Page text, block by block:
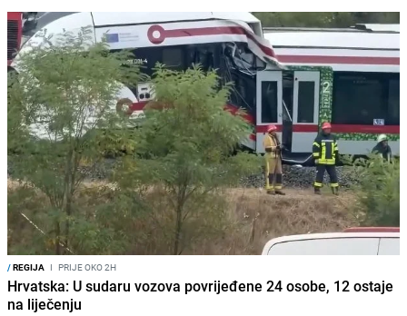
/REGIJA I PRIJE OKO 2H
Hrvatska: U sudaru vozova povrijeđene 24 osobe, 12 ostaje
na liječenju